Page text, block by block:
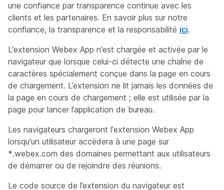
une confiance par transparence continue avec les
clients et les partenaires. En savoir plus sur notre
confiance, la transparence et la responsabilité ici.
L'extension Webex App n'est chargée et activée par le
navigateur que lorsque celui-ci détecte une chaîne de
caractères spécialement conçue dans la page en cours
de chargement. L’extension ne lit jamais les données de
la page en cours de chargement ; elle est utilisée par la
page pour lancer l’application de bureau.
Les navigateurs chargeront l'extension Webex App
lorsqu'un utilisateur accédera à une page sur
*.webex.com des domaines permettant aux utilisateurs
de démarrer ou de rejoindre des réunions.
Le code source de l’extension du navigateur est